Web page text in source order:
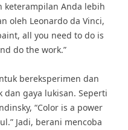
keterampilan Anda lebih
oleh Leonardo da Vinci,
all you need to do is
do the work.”
bereksperimen dan
gaya lukisan. Seperti
“Color is a power
Jadi, berani mencoba